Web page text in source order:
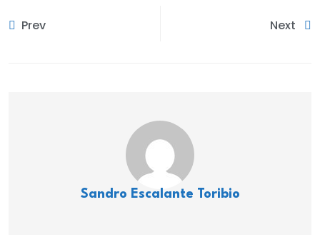
Prev Next
Sandro Escalante Toribio